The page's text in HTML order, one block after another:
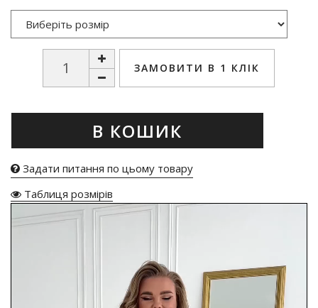
ЗАМОВИТИ В 1 КЛІК
В КОШИК
Задати питання по цьому товару
Таблиця розмірів